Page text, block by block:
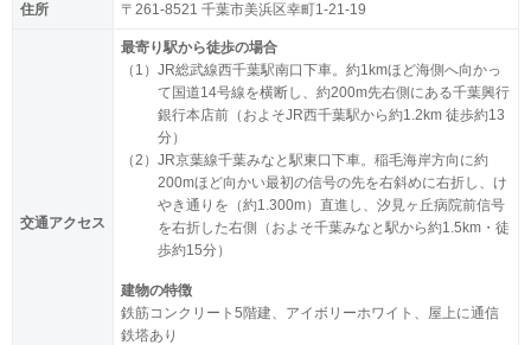
住所 〒261-8521 千葉市美浜区幸町1-21-19
交通アクセス
最寄り駅から徒歩の場合
（1） JR総武線西千葉駅南口下車。約1kmほど海側へ向かっ
て国道14号線を横断し、約200m先右側にある千葉興行
銀行本店前（およそJR西千葉駅から約1.2km 徒歩約13
分）
（2） JR京葉線千葉みなと駅東口下車。稲毛海岸方向に約
200mほど向かい最初の信号の先を右斜めに右折し、け
やき通りを（約1.300m）直進し、汐見ヶ丘病院前信号
を右折した右側（およそ千葉みなと駅から約1.5km・徒
歩約15分）
建物の特徴
鉄筋コンクリート5階建、アイボリーホワイト、屋上に通信
鉄塔あり